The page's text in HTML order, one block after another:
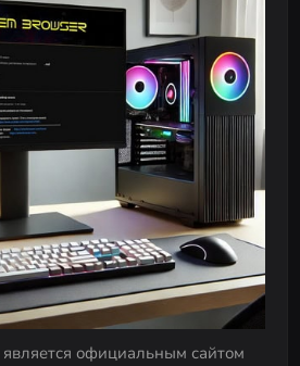
официальным сайтом